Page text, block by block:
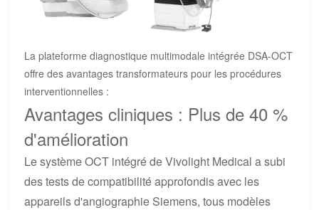
La plateforme diagnostique multimodale intégrée DSA-OCT
offre des avantages transformateurs pour les procédures
interventionnelles :
Avantages cliniques : Plus de 40 %
d'amélioration
Le système OCT intégré de Vivolight Medical a subi
des tests de compatibilité approfondis avec les
appareils d'angiographie Siemens, tous modèles